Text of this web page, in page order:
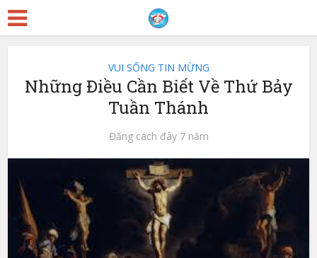
VUI SỐNG TIN MỪNG
Những Điều Cần Biết Về Thứ Bảy
Tuần Thánh
Đăng cách đây 7 năm